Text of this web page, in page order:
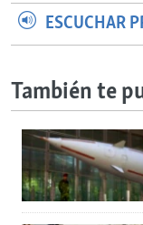
ESCUCHAR
También te